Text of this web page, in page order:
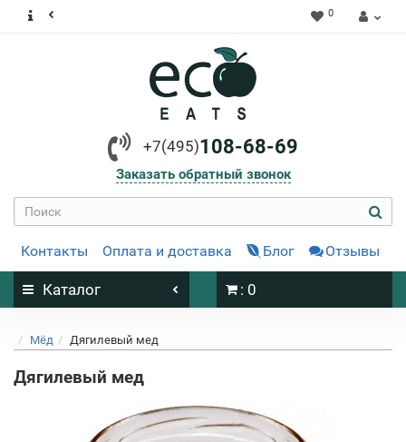
0
+7(495)108-68-69
Заказать обратный звонок
Контакты Оплата и доставка Блог Отзывы
Каталог : 0
Мёд Дягилевый мед
Дягилевый мед